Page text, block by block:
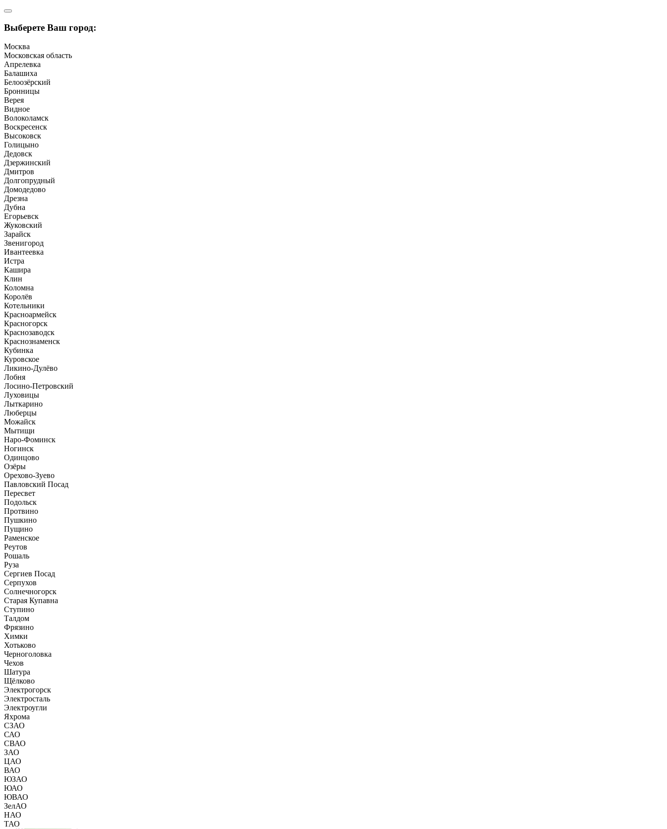
Выберете Ваш город:
Москва
Московская область
Апрелевка
Балашиха
Белоозёрский
Бронницы
Верея
Видное
Волоколамск
Воскресенск
Высоковск
Голицыно
Дедовск
Дзержинский
Дмитров
Долгопрудный
Домодедово
Дрезна
Дубна
Егорьевск
Жуковский
Зарайск
Звенигород
Ивантеевка
Истра
Кашира
Клин
Коломна
Королёв
Котельники
Красноармейск
Красногорск
Краснозаводск
Краснознаменск
Кубинка
Куровское
Ликино-Дулёво
Лобня
Лосино-Петровский
Луховицы
Лыткарино
Люберцы
Можайск
Мытищи
Наро-Фоминск
Ногинск
Одинцово
Озёры
Орехово-Зуево
Павловский Посад
Пересвет
Подольск
Протвино
Пушкино
Пущино
Раменское
Реутов
Рошаль
Руза
Сергиев Посад
Серпухов
Солнечногорск
Старая Купавна
Ступино
Талдом
Фрязино
Химки
Хотьково
Черноголовка
Чехов
Шатура
Щёлково
Электрогорск
Электросталь
Электроугли
Яхрома
СЗАО
САО
СВАО
ЗАО
ЦАО
ВАО
ЮЗАО
ЮАО
ЮВАО
ЗелАО
НАО
ТАО